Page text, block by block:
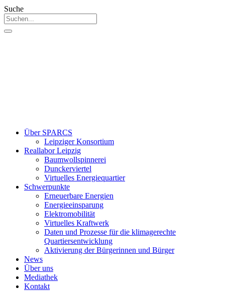
Suche
Über SPARCS
Leipziger Konsortium
Reallabor Leipzig
Baumwollspinnerei
Dunckerviertel
Virtuelles Energiequartier
Schwerpunkte
Erneuerbare Energien
Energieeinsparung
Elektromobilität
Virtuelles Kraftwerk
Daten und Prozesse für die klimagerechte
Quartiersentwicklung
Aktivierung der Bürgerinnen und Bürger
News
Über uns
Mediathek
Kontakt